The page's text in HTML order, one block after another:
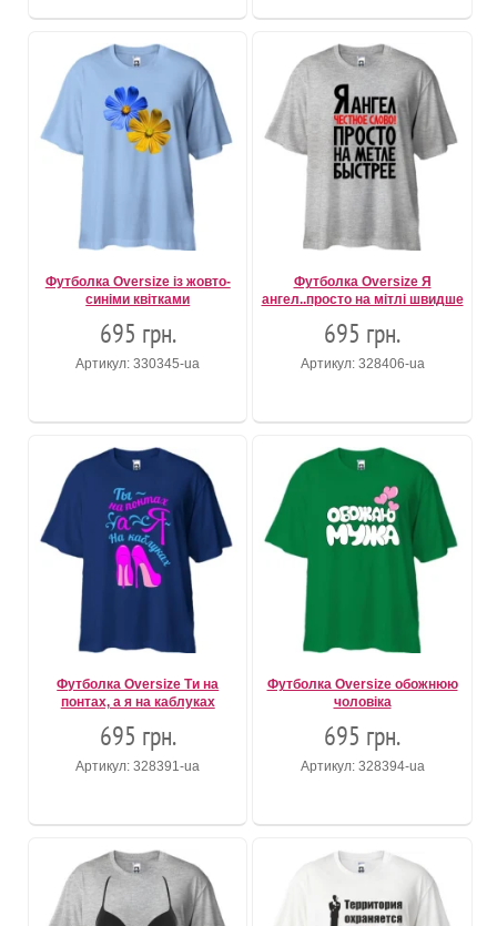
Футболка Oversize із жовто-
синіми квітками
695 грн.
Артикул: 330345-ua
Футболка Oversize Я
ангел..просто на мітлі швидше
695 грн.
Артикул: 328406-ua
Футболка Oversize Ти на
понтах, а я на каблуках
695 грн.
Артикул: 328391-ua
Футболка Oversize обожнюю
чоловіка
695 грн.
Артикул: 328394-ua